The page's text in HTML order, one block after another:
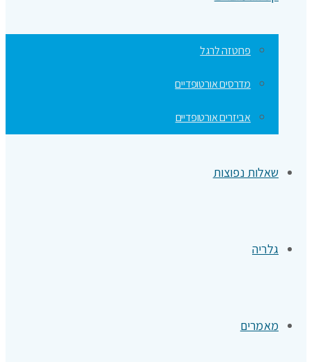
פרוטזה לרגל
מדרסים אורטופדיים
אביזרים אורטופדיים
שאלות נפוצות
גלריה
מאמרים